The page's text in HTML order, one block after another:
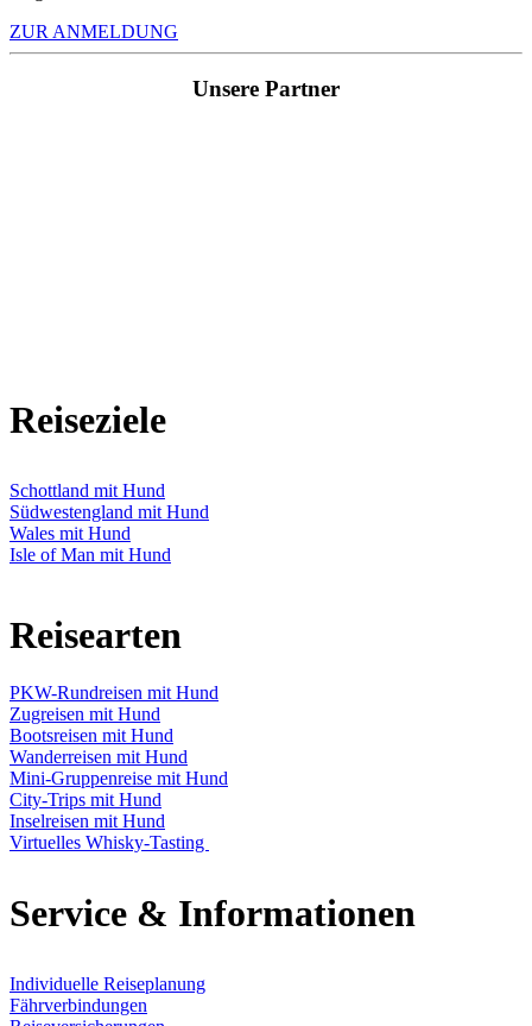
ZUR ANMELDUNG
Unsere Partner
Reiseziele
Schottland mit Hund
Südwestengland mit Hund
Wales mit Hund
Isle of Man mit Hund
Reisearten
PKW-Rundreisen mit Hund
Zugreisen mit Hund
Bootsreisen mit Hund
Wanderreisen mit Hund
Mini-Gruppenreise mit Hund
City-Trips mit Hund
Inselreisen mit Hund
Virtuelles Whisky-Tasting
Service & Informationen
Individuelle Reiseplanung
Fährverbindungen